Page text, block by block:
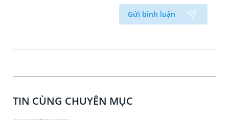
Gửi bình luận
TIN CÙNG CHUYÊN MỤC